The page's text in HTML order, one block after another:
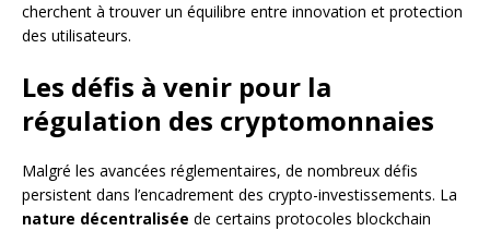
cherchent à trouver un équilibre entre innovation et protection
des utilisateurs.
Les défis à venir pour la
régulation des cryptomonnaies
Malgré les avancées réglementaires, de nombreux défis
persistent dans l’encadrement des crypto-investissements. La
nature décentralisée de certains protocoles blockchain